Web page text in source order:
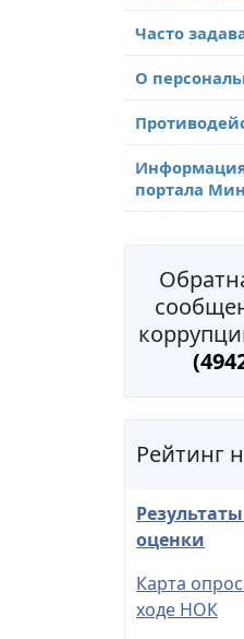
Часто
О
портала
Рейтинг
оценки
Карта
ходе НОК